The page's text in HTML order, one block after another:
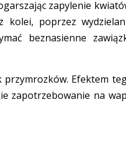
zapylenie
kolei, poprzez
beznasienne
przymrozków. Efektem
zapotrzebowanie na